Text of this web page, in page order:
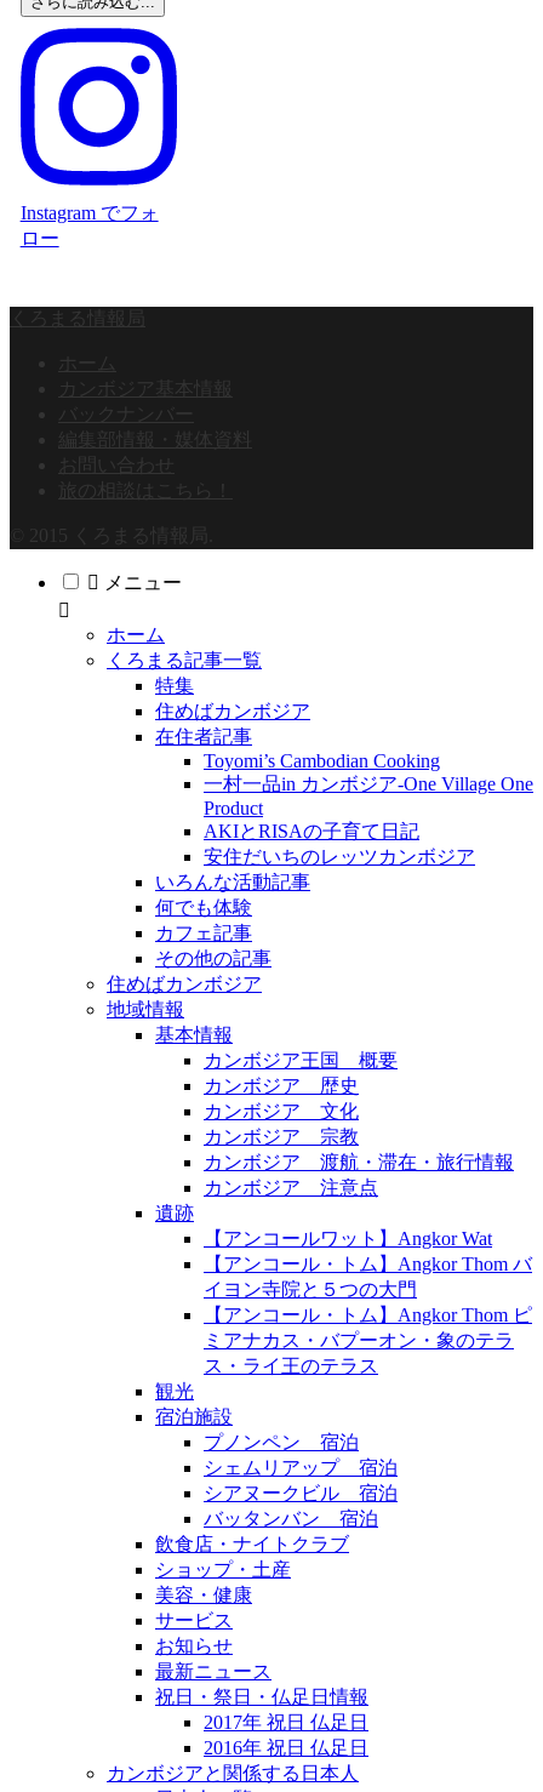
Instagram でフォ
ロー
くろまる情報局
ホーム
カンボジア基本情報
バックナンバー
編集部情報・媒体資料
お問い合わせ
旅の相談はこちら！
© 2015 くろまる情報局.
メニュー
ホーム
くろまる記事一覧
特集
住めばカンボジア
在住者記事
Toyomi’s Cambodian Cooking
一村一品in カンボジア-One Village One
Product
AKIとRISAの子育て日記
安住だいちのレッツカンボジア
いろんな活動記事
何でも体験
カフェ記事
その他の記事
住めばカンボジア
地域情報
基本情報
カンボジア王国 概要
カンボジア 歴史
カンボジア 文化
カンボジア 宗教
カンボジア 渡航・滞在・旅行情報
カンボジア 注意点
遺跡
【アンコールワット】Angkor Wat
【アンコール・トム】Angkor Thom バ
イヨン寺院と５つの大門
【アンコール・トム】Angkor Thom ピ
ミアナカス・バプーオン・象のテラ
ス・ライ王のテラス
観光
宿泊施設
プノンペン 宿泊
シェムリアップ 宿泊
シアヌークビル 宿泊
バッタンバン 宿泊
飲食店・ナイトクラブ
ショップ・土産
美容・健康
サービス
お知らせ
最新ニュース
祝日・祭日・仏足日情報
2017年 祝日 仏足日
2016年 祝日 仏足日
カンボジアと関係する日本人